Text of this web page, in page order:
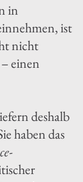
in
ist
nicht
einen
deshalb
haben das
-